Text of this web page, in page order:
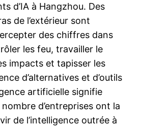
d’IA à Hangzhou. Des
de l’extérieur sont
des chiffres dans
les feu, travailler le
impacts et tapisser les
d’alternatives et d’outils
artificielle signifie
nombre d’entreprises ont la
de l’intelligence outrée à